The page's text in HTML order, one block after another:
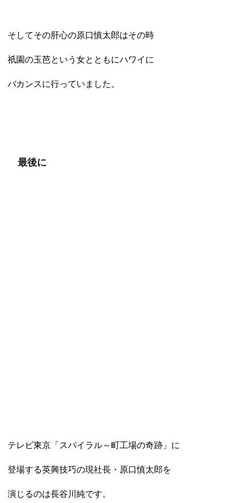
そしてその肝心の原口慎太郎はその時
祇園の玉芭という女とともにハワイに
バカンスに行っていました。
最後に
テレビ東京「スパイラル～町工場の奇跡」に
登場する英興技巧の現社長・原口慎太郎を
演じるのは長谷川純です。